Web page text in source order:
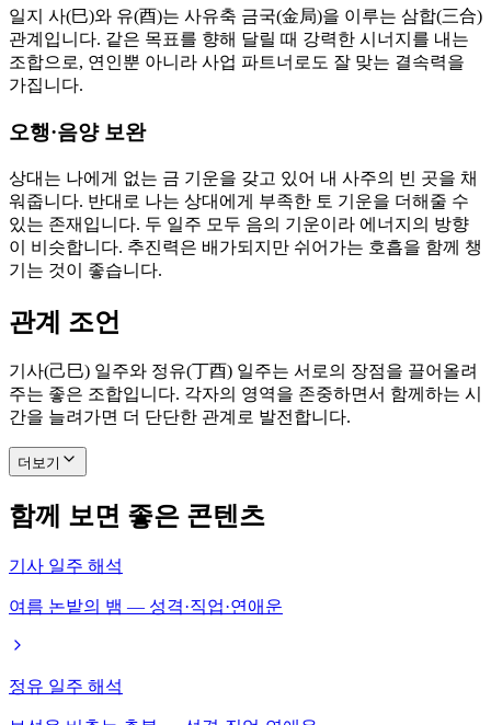
일지 사(巳)와 유(酉)는 사유축 금국(金局)을 이루는 삼합(三合)
관계입니다. 같은 목표를 향해 달릴 때 강력한 시너지를 내는
조합으로, 연인뿐 아니라 사업 파트너로도 잘 맞는 결속력을
가집니다.
오행·음양 보완
상대는 나에게 없는 금 기운을 갖고 있어 내 사주의 빈 곳을 채
워줍니다. 반대로 나는 상대에게 부족한 토 기운을 더해줄 수
있는 존재입니다. 두 일주 모두 음의 기운이라 에너지의 방향
이 비슷합니다. 추진력은 배가되지만 쉬어가는 호흡을 함께 챙
기는 것이 좋습니다.
관계 조언
기사(己巳) 일주와 정유(丁酉) 일주는 서로의 장점을 끌어올려
주는 좋은 조합입니다. 각자의 영역을 존중하면서 함께하는 시
간을 늘려가면 더 단단한 관계로 발전합니다.
더보기
함께 보면 좋은 콘텐츠
기사 일주 해석
여름 논밭의 뱀 — 성격·직업·연애운
정유 일주 해석